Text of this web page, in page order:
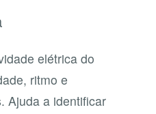
elétrica do
ritmo e
Ajuda a identificar